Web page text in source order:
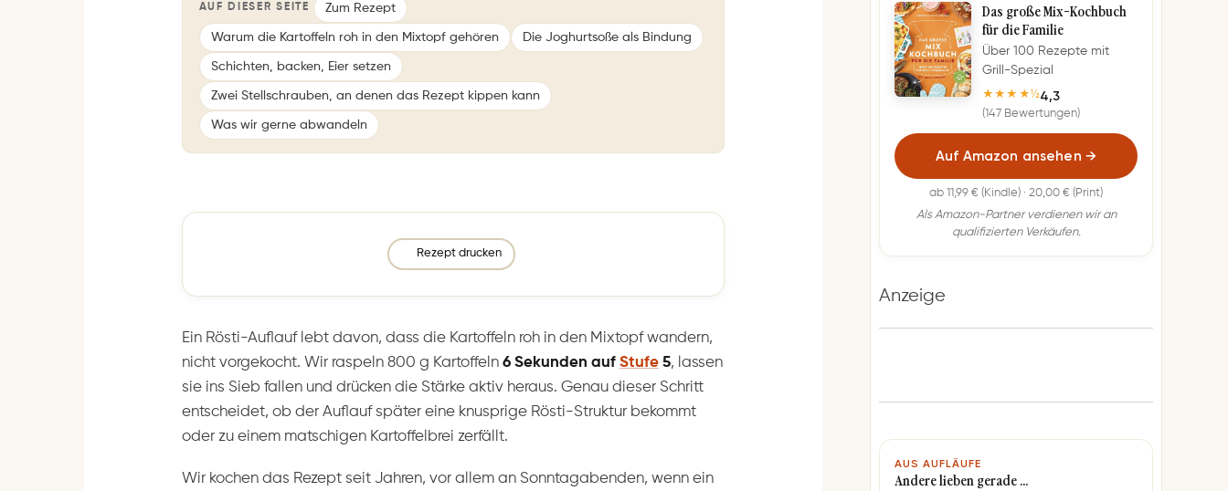
AUF DIESER SEITE Zum Rezept
Warum die Kartoffeln roh in den Mixtopf gehören Die Joghurtsoße als Bindung
Schichten, backen, Eier setzen
Zwei Stellschrauben, an denen das Rezept kippen kann
Was wir gerne abwandeln
Rezept drucken
Ein Rösti-Auflauf lebt davon, dass die Kartoffeln roh in den Mixtopf wandern,
nicht vorgekocht. Wir raspeln 800 g Kartoffeln 6 Sekunden auf Stufe5, lassen
sie ins Sieb fallen und drücken die Stärke aktiv heraus. Genau dieser Schritt
entscheidet, ob der Auflauf später eine knusprige Rösti-Struktur bekommt
oder zu einem matschigen Kartoffelbrei zerfällt.
Wir kochen das Rezept seit Jahren, vor allem an Sonntagabenden, wenn ein
Das große Mix-Kochbuch
für die Familie
Über 100 Rezepte mit
Grill-Spezial
★★★★½4,3
(147 Bewertungen)
Auf Amazon ansehen →
ab 11,99 € (Kindle) · 20,00 € (Print)
Als Amazon-Partner verdienen wir an
qualifizierten Verkäufen.
Anzeige
AUS AUFLÄUFE
Andere lieben gerade …